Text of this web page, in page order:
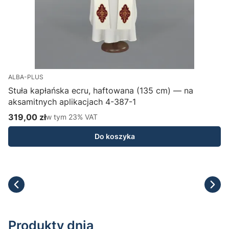
ALBA-PLUS
Stuła kapłańska ecru, haftowana (135 cm) — na
aksamitnych aplikacjach 4-387-1
Cena brutto
319,00 złw tym %s VAT
w tym 23% VAT
Do koszyka
Produkty dnia